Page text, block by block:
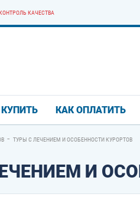
КАЧЕСТВА
КУПИТЬ КАК ОПЛАТИТЬ
- ТУРЫ С ЛЕЧЕНИЕМ И ОСОБЕННОСТИ КУРОРТОВ
И